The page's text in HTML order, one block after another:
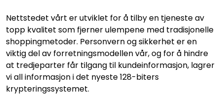
Nettstedet vårt er utviklet for å tilby en tjeneste av
topp kvalitet som fjerner ulempene med tradisjonelle
shoppingmetoder. Personvern og sikkerhet er en
viktig del av forretningsmodellen vår, og for å hindre
at tredjeparter får tilgang til kundeinformasjon, lagrer
vi all informasjon i det nyeste 128-biters
krypteringssystemet.